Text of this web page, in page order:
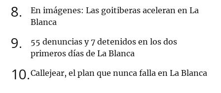
8
En imágenes: Las goitiberas aceleran en La
Blanca
9
55 denuncias y 7 detenidos en los dos
primeros días de La Blanca
10 Callejear, el plan que nunca falla en La Blanca